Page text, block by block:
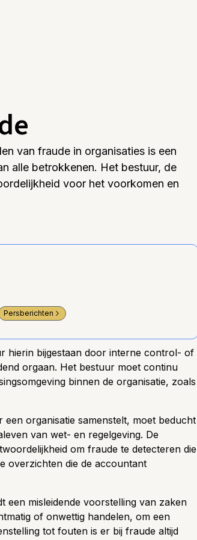
van fraude in organisaties is een
alle betrokkenen. Het bestuur, de
voor het voorkomen en
Persberichten
hierin bijgestaan door interne control- of
orgaan. Het bestuur moet continu
binnen de organisatie, zoals
organisatie samenstelt, moet beducht
van wet- en regelgeving. De
om fraude te detecteren die
overzichten die de accountant
een misleidende voorstelling van zaken
of onwettig handelen, om een
tot fouten is er bij fraude altijd